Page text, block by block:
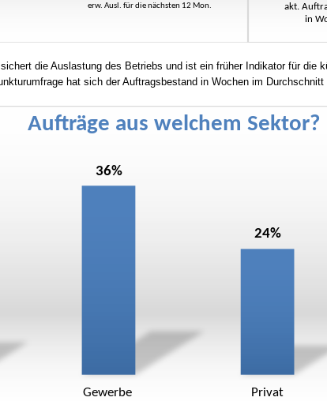
die Auslastung des Betriebs und ist ein früher Indikator für die
hat sich der Auftragsbestand in Wochen im